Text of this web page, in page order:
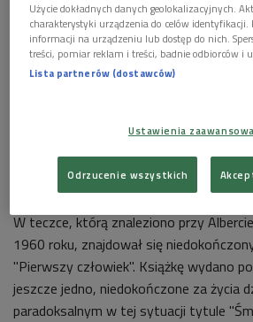
Albert Camus, francuski pisarz i noblista Foto:
W teczce, którą znaleziono przy
1960 roku, znajdował się
"Pierwszy człowiek". Książkę wydano
jeszcze jedno, niedokończone za życia
paradoksalnym w tej sytuacji tytule
Użycie dokładnych danych geolokalizacyjnych.
charakterystyki urządzenia do celów identyfikacji.
informacji na urządzeniu lub dostęp do nich.
treści, pomiar reklam i treści, badnie odbiorców i
Lista partnerów (dostawców)
Ustawienia
Odrzucenie wszystkich